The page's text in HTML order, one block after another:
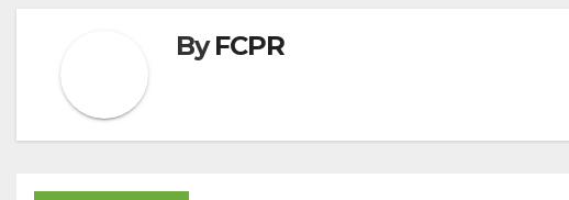
ByFCPR